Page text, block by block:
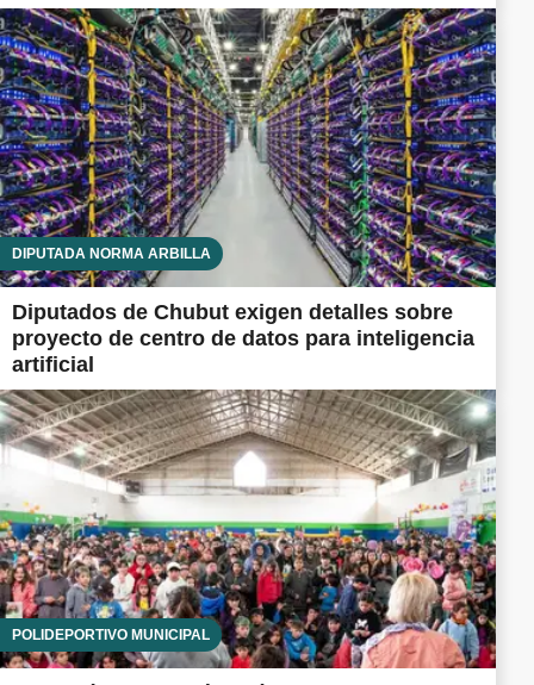
DIPUTADA NORMA ARBILLA
Diputados de Chubut exigen detalles sobre
proyecto de centro de datos para inteligencia
artificial
POLIDEPORTIVO MUNICIPAL